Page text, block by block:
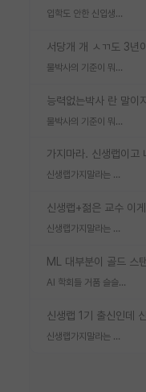
입학도 안한 신입생이 원래 관심을 받나요
물박사의 기준이 뭐임?
물박사의 기준이 뭐임?
신생랩가지말라는 이유가 있었구나
신생랩가지말라는 이유가 있었구나
AI 학회들 거품 슬슬 지적이 나오네요
신생랩가지말라는 이유가 있었구나